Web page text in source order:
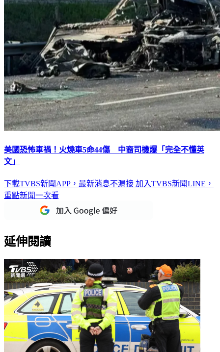
美國恐怖車禍！火燒車5命44傷 中裔司機爆「完全不懂英
文」
下載TVBS新聞APP，最新消息不漏接 加入TVBS新聞LINE，
重點新聞一次看
延伸閱讀